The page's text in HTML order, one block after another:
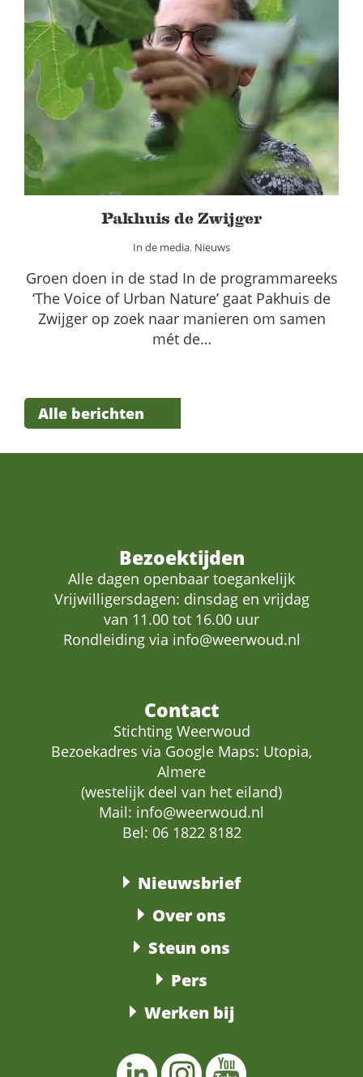
Pakhuis de Zwijger
In de media Nieuws
Pakhuis de Zwijger
In de media, Nieuws
Groen doen in de stad In de programmareeks
‘The Voice of Urban Nature’ gaat Pakhuis de
Zwijger op zoek naar manieren om samen
mét de…
Alle berichten
Bezoektijden
Alle dagen openbaar toegankelijk
Vrijwilligersdagen: dinsdag en vrijdag
van 11.00 tot 16.00 uur
Rondleiding via info@weerwoud.nl
Contact
Stichting Weerwoud
Bezoekadres via Google Maps: Utopia,
Almere
(westelijk deel van het eiland)
Mail: info@weerwoud.nl
Bel: 06 1822 8182
Nieuwsbrief
Over ons
Steun ons
Pers
Werken bij